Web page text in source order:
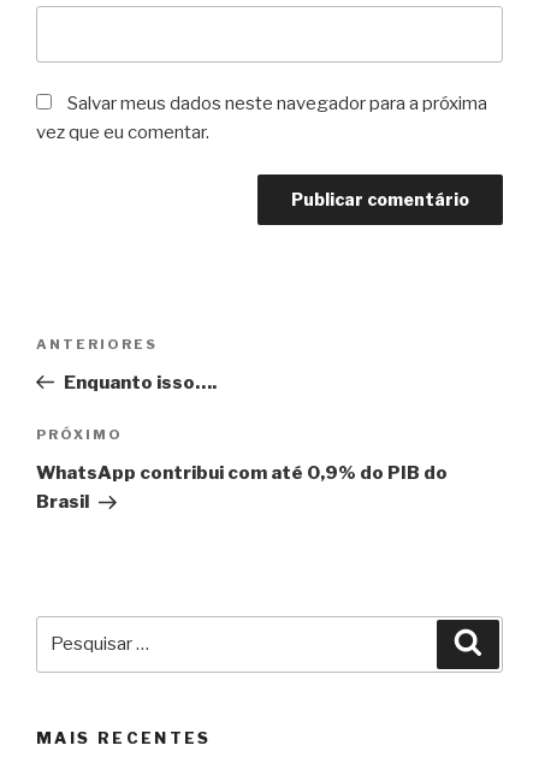
Salvar meus dados neste navegador para a próxima
vez que eu comentar.
Post
Post
anterior
ANTERIORES
Enquanto isso….
Próximo
post
PRÓXIMO
WhatsApp contribui com até 0,9% do PIB do
Brasil
MAIS RECENTES